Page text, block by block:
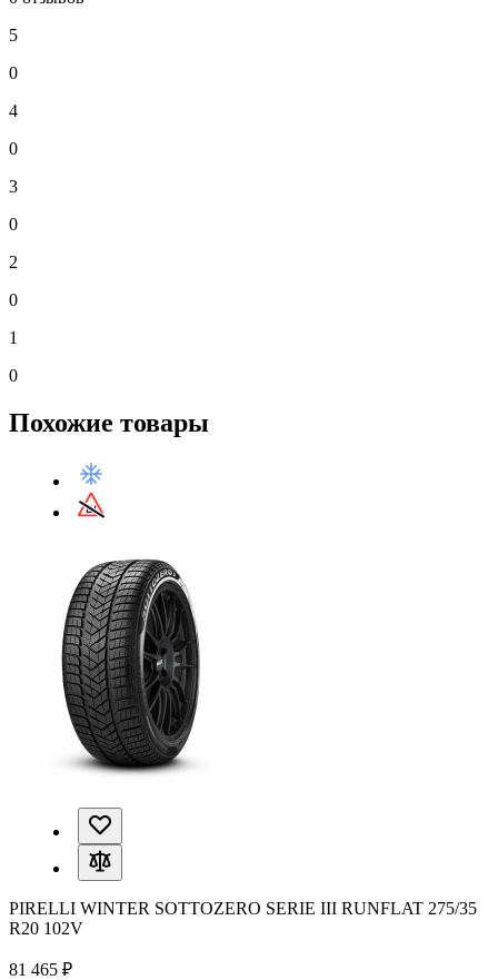
5
0
4
0
3
0
2
0
1
0
Похожие товары
PIRELLI WINTER SOTTOZERO SERIE III RUNFLAT 275/35
R20 102V
81 465 ₽